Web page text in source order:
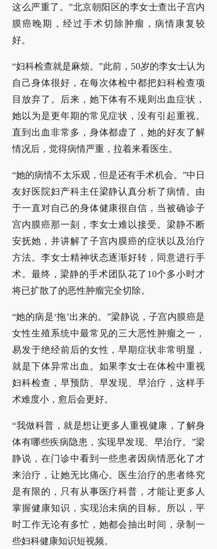
这么严重了。”北京朝阳区的李女士查出子宫内
膜癌晚期，经过手术切除肿瘤，病情康复较
好。
“妇科检查就是麻烦。”此前，50岁的李女士认为
自己身体很好，在每次体检中都把妇科检查项
目放弃了。后来，她下体有不规则出血症状，
她以为是更年期的常见症状，没有引起重视。
直到出血非常多，身体都虚了，她的好友了解
情况后，觉得病情严重，拉着来看医生。
“她的病情不太乐观，但是还有手术机会。”中日
友好医院妇产科主任梁静认真分析了病情。由
于一直对自己的身体健康很自信，当被确诊子
宫内膜癌那一刻，李女士难以接受。梁静不断
安抚她，并讲解了子宫内膜癌的症状以及治疗
方法。李女士精神状态逐渐好转，同意进行手
术。最终，梁静的手术团队花了10个多小时才
将已扩散了的恶性肿瘤完全切除。
“她的病是‘拖’出来的。”梁静说，子宫内膜癌是
女性生殖系统中最常见的三大恶性肿瘤之一，
易发于绝经前后的女性，早期症状非常明显，
就是下体异常出血。如果李女士在体检中重视
妇科检查，早预防、早发现、早治疗，这样手
术难度小，愈后会更好。
“我做科普，就是想让更多人重视健康，了解身
体有哪些疾病隐患，实现早发现、早治疗。”梁
静说，在门诊中看到一些患者因病情恶化了才
来治疗，让她无比痛心。医生治疗的患者终究
是有限的，只有从事医疗科普，才能让更多人
掌握健康知识，实现治未病的目标。所以，平
时工作无论有多忙，她都会抽出时间，录制一
些妇科健康知识短视频。